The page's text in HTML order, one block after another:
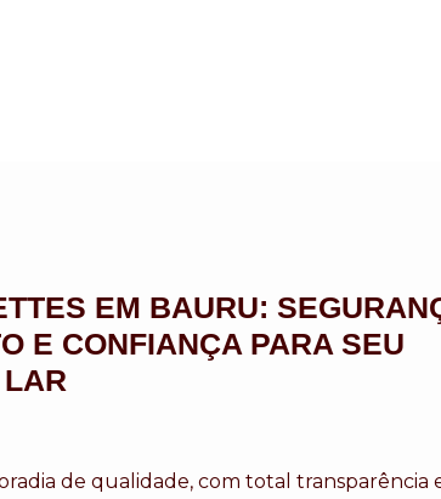
EM BAURU:
E CONFIANÇA PARA SEU
de qualidade, com total transparência